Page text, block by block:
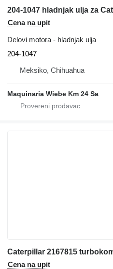
204-1047 hladnjak ulja za
Cena na upit
Delovi motora - hladnjak ulja
204-1047
Meksiko, Chihuahua
Maquinaria Wiebe Km 24 Sa
Cena na upit